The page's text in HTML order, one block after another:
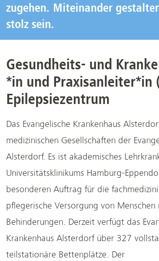
zugehen. Miteinander
stolz sein.
Gesundheits- und
*in und Praxisanleiter*in
Epilepsiezentrum
Das Evangelische Krankenhaus
medizinischen Gesellschaften der
Alsterdorf. Es ist akademisches
Universitätsklinikums Hamburg-
besonderen Auftrag für die
pflegerische Versorgung von Menschen
Behinderungen. Derzeit verfügt das
Krankenhaus Alsterdorf über 327
teilstationäre Bettenplätze. Der